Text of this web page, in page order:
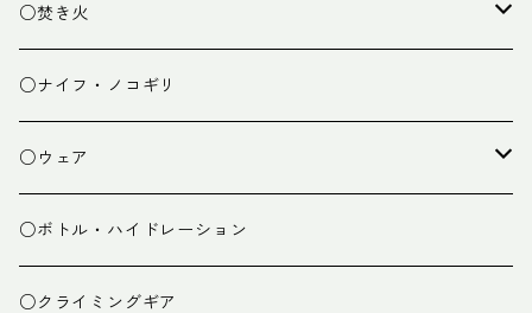
ランタン
テーブル
チェア
○焚き火
焚き火台
焚き火小物
○ナイフ・ノコギリ
○ウェア
ミドルレイヤー
ベースレイヤー
○ボトル・ハイドレーション
○クライミングギア